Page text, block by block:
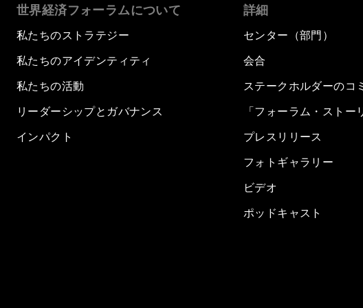
世界経済フォーラムについて
私たちのストラテジー
私たちのアイデンティティ
私たちの活動
リーダーシップとガバナンス
インパクト
詳細
センター（部門）
会合
ステークホルダーのコ
「フォーラム・ストー
プレスリリース
フォトギャラリー
ビデオ
ポッドキャスト